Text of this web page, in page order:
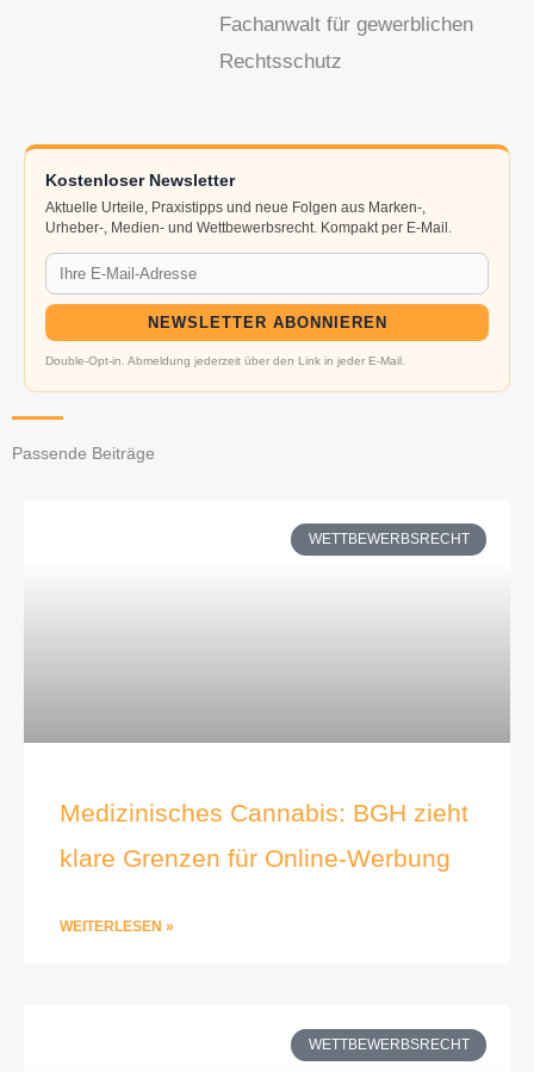
Fachanwalt für gewerblichen
Rechtsschutz
Kostenloser Newsletter
Aktuelle Urteile, Praxistipps und neue Folgen aus Marken-,
Urheber-, Medien- und Wettbewerbsrecht. Kompakt per E-Mail.
NEWSLETTER ABONNIEREN
Double-Opt-in. Abmeldung jederzeit über den Link in jeder E-Mail.
Passende Beiträge
WETTBEWERBSRECHT
Medizinisches Cannabis: BGH zieht
klare Grenzen für Online-Werbung
WEITERLESEN »
WETTBEWERBSRECHT